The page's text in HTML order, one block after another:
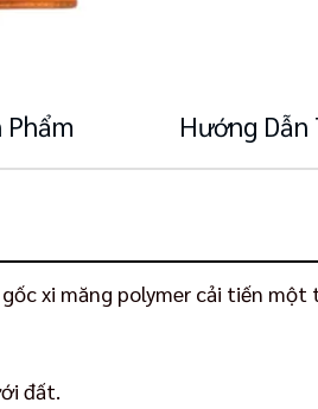
Phẩm Hướng Dẫn
xi măng polymer cải tiến
đất.